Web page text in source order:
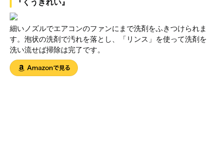
『くうきれい』
細いノズルでエアコンのファンにまで洗剤をふきつけられま
す。泡状の洗剤で汚れを落とし、「リンス」を使って洗剤を
洗い流せば掃除は完了です。